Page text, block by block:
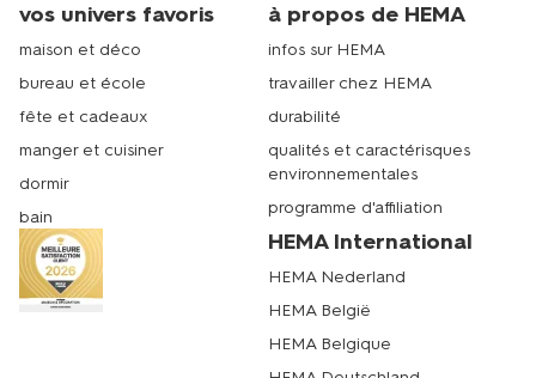
vos univers favoris
maison et déco
bureau et école
fête et cadeaux
manger et cuisiner
dormir
bain
à propos de HEMA
infos sur HEMA
travailler chez HEMA
durabilité
qualités et caractérisques
environnementales
programme d'affiliation
HEMA International
HEMA Nederland
HEMA België
HEMA Belgique